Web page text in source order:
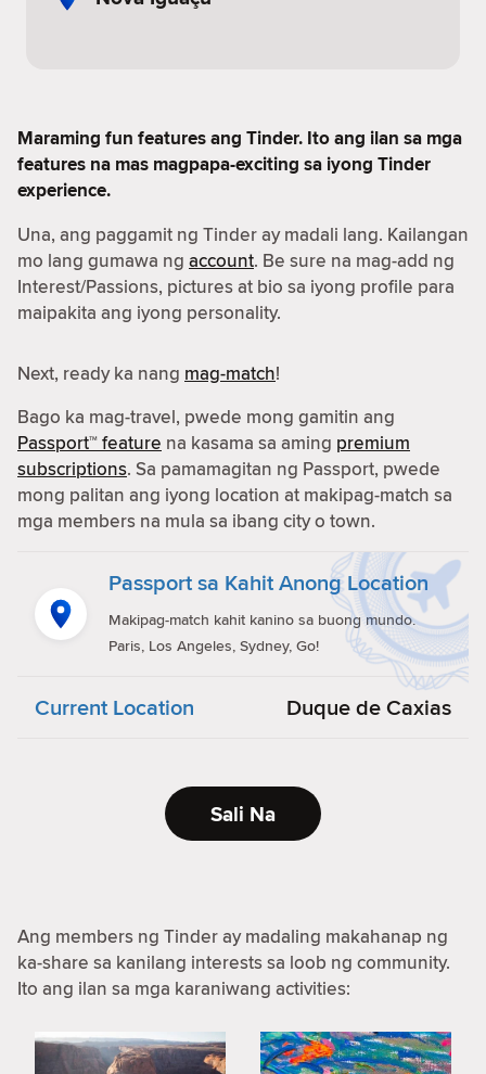
Maraming fun features ang Tinder. Ito ang ilan sa mga
features na mas magpapa-exciting sa iyong Tinder
experience.
Una, ang paggamit ng Tinder ay madali lang. Kailangan
mo lang gumawa ng account. Be sure na mag-add ng
Interest/Passions, pictures at bio sa iyong profile para
maipakita ang iyong personality.
Next, ready ka nang mag-match!
Bago ka mag-travel, pwede mong gamitin ang
Passport™ feature na kasama sa aming premium
subscriptions. Sa pamamagitan ng Passport, pwede
mong palitan ang iyong location at makipag-match sa
mga members na mula sa ibang city o town.
Passport sa Kahit Anong Location
Makipag-match kahit kanino sa buong mundo.
Paris, Los Angeles, Sydney, Go!
Current Location Duque de Caxias
Sali Na
Ang members ng Tinder ay madaling makahanap ng
ka-share sa kanilang interests sa loob ng community.
Ito ang ilan sa mga karaniwang activities: